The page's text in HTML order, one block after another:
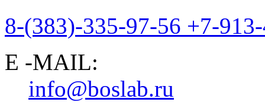
8-(383)-335-97-56 +7-
E -MAIL:
info@boslab.ru